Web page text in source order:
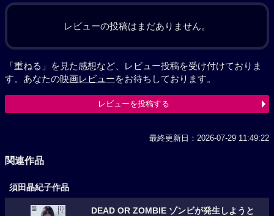
レビューの投稿はまだありません。
「重ねる」を見た感想など、レビュー投稿を受け付けておりま
す。あなたの映画レビューをお待ちしております。
レビューを投稿する
最終更新日：2026-07-29 11:49:22
関連作品
須田晶紀子作品
DEAD OR ZOMBIE ゾンビが発生しようと